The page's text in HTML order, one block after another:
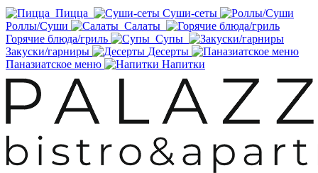
Пицца
Суши-сеты
Роллы/Суши
Салаты
Горячие блюда/гриль
Супы
Закуски/гарниры
Десерты
Паназиатское меню
Напитки